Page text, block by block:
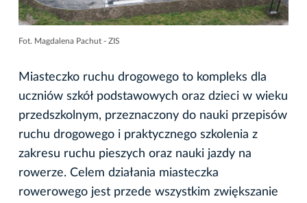
Fot. Magdalena Pachut - ZIS
Miasteczko ruchu drogowego to kompleks dla
uczniów szkół podstawowych oraz dzieci w wieku
przedszkolnym, przeznaczony do nauki przepisów
ruchu drogowego i praktycznego szkolenia z
zakresu ruchu pieszych oraz nauki jazdy na
rowerze. Celem działania miasteczka
rowerowego jest przede wszystkim zwiększanie